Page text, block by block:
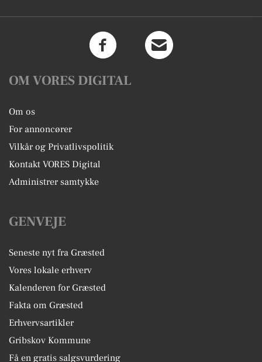
OM VORES DIGITAL
Om os
For annoncører
Vilkår og Privatlivspolitik
Kontakt VORES Digital
Administrer samtykke
GENVEJE
Seneste nyt fra Græsted
Vores lokale erhverv
Kalenderen for Græsted
Fakta om Græsted
Erhvervsartikler
Gribskov Kommune
Få en gratis salgsvurdering